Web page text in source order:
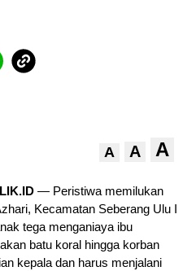
A A A
— Peristiwa memilukan
Kecamatan Seberang Ulu I
tega menganiaya ibu
batu koral hingga korban
kepala dan harus menjalani